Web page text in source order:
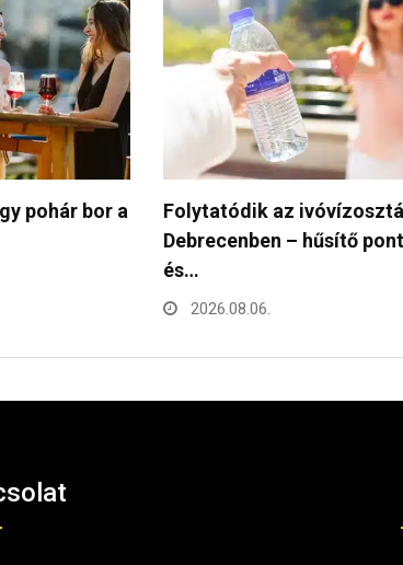
pontok
Miért jó, ha elektromos?”
kreatív pályázatot hirdet…
2026.08.05.